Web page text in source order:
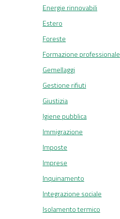
Energie rinnovabili
Estero
Foreste
Formazione professionale
Gemellaggi
Gestione rifiuti
Giustizia
Igiene pubblica
Immigrazione
Imposte
Imprese
Inquinamento
Integrazione sociale
Isolamento termico